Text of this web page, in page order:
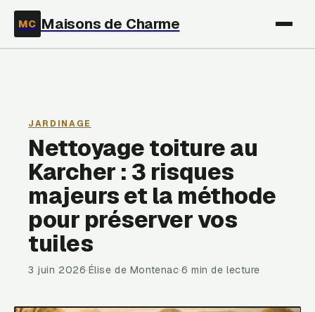
MC Maisons de Charme
JARDINAGE
Nettoyage toiture au
Karcher : 3 risques
majeurs et la méthode
pour préserver vos
tuiles
3 juin 2026·Élise de Montenac·6 min de lecture